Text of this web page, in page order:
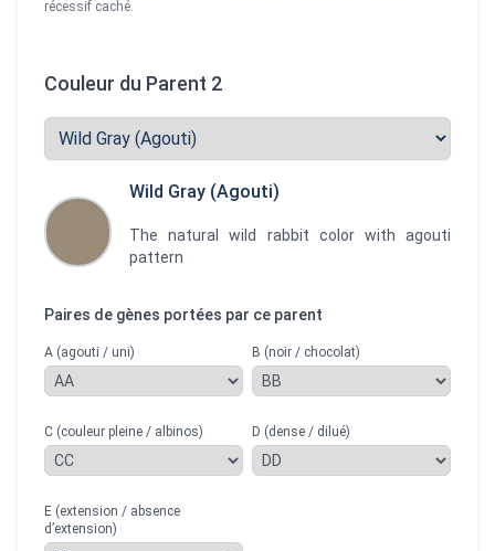
récessif caché.
Couleur du Parent 2
Wild Gray (Agouti)
The natural wild rabbit color with agouti
pattern
Paires de gènes portées par ce parent
A (agouti / uni) B (noir / chocolat)
C (couleur pleine / albinos) D (dense / dilué)
E (extension / absence
d’extension)